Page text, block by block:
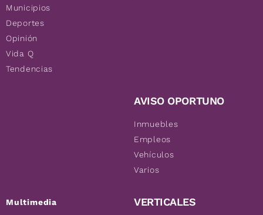
Municipios
Deportes
Opinión
Vida Q
Tendencias
Multimedia
AVISO OPORTUNO
Inmuebles
Empleos
Vehículos
Varios
VERTICALES